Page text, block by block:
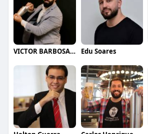
VICTOR BARBOSA QUARANTA Edu Soares